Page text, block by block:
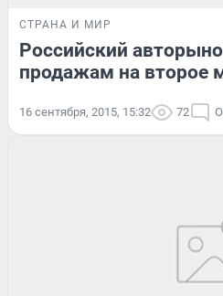
СТРАНА И МИР
Российский
продажам на второе
16 сентября, 2015, 15:32 72